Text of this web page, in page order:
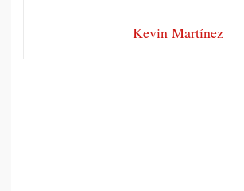
Kevin Martínez